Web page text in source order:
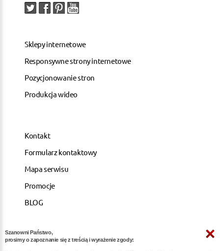
Sklepy internetowe
Responsywne strony internetowe
Pozycjonowanie stron
Produkcja wideo
Kontakt
Formularz kontaktowy
Mapa serwisu
Promocje
BLOG
ARTYKUŁY
Szanowni Państwo,
prosimy o zapoznanie się z treścią i wyrażenie zgody: